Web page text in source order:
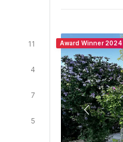
11
4
7
5
Award Winner 2024